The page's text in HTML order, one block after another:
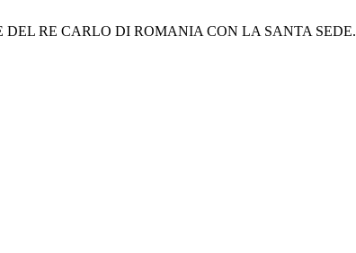
RE CARLO DI ROMANIA CON LA SANTA SEDE.